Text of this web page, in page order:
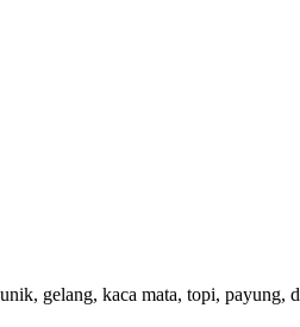
gelang, kaca mata, topi,